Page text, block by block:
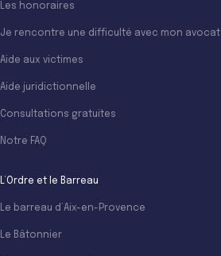
Les honoraires
Je rencontre une difficulté avec mon avocat
Aide aux victimes
Aide juridictionnelle
Consultations gratuites
Notre FAQ
L’Ordre et le Barreau
Le barreau d’Aix-en-Provence
Le Bâtonnier